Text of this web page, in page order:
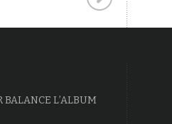
L’ALBUM